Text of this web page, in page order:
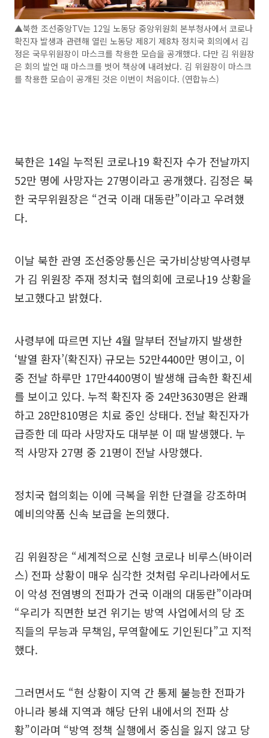
▲북한 조선중앙TV는 12일 노동당 중앙위원회 본부청사에서 코로나
확진자 발생과 관련해 열린 노동당 제8기 제8차 정치국 회의에서 김
정은 국무위원장이 마스크를 착용한 모습을 공개했다. 다만 김 위원장
은 회의 발언 때 마스크를 벗어 책상에 내려놨다. 김 위원장이 마스크
를 착용한 모습이 공개된 것은 이번이 처음이다. (연합뉴스)
북한은 14일 누적된 코로나19 확진자 수가 전날까지
52만 명에 사망자는 27명이라고 공개했다. 김정은 북
한 국무위원장은 “건국 이래 대동란”이라고 우려했
다.
이날 북한 관영 조선중앙통신은 국가비상방역사령부
가 김 위원장 주재 정치국 협의회에 코로나19 상황을
보고했다고 밝혔다.
사령부에 따르면 지난 4월 말부터 전날까지 발생한
‘발열 환자’(확진자) 규모는 52만4400만 명이고, 이
중 전날 하루만 17만4400명이 발생해 급속한 확진세
를 보이고 있다. 누적 확진자 중 24만3630명은 완쾌
하고 28만810명은 치료 중인 상태다. 전날 확진자가
급증한 데 따라 사망자도 대부분 이 때 발생했다. 누
적 사망자 27명 중 21명이 전날 사망했다.
정치국 협의회는 이에 극복을 위한 단결을 강조하며
예비의약품 신속 보급을 논의했다.
김 위원장은 “세계적으로 신형 코로나 비루스(바이러
스) 전파 상황이 매우 심각한 것처럼 우리나라에서도
이 악성 전염병의 전파가 건국 이래의 대동란”이라며
“우리가 직면한 보건 위기는 방역 사업에서의 당 조
직들의 무능과 무책임, 무역할에도 기인된다”고 지적
했다.
그러면서도 “현 상황이 지역 간 통제 불능한 전파가
아니라 봉쇄 지역과 해당 단위 내에서의 전파 상
황”이라며 “방역 정책 실행에서 중심을 잃지 않고 당